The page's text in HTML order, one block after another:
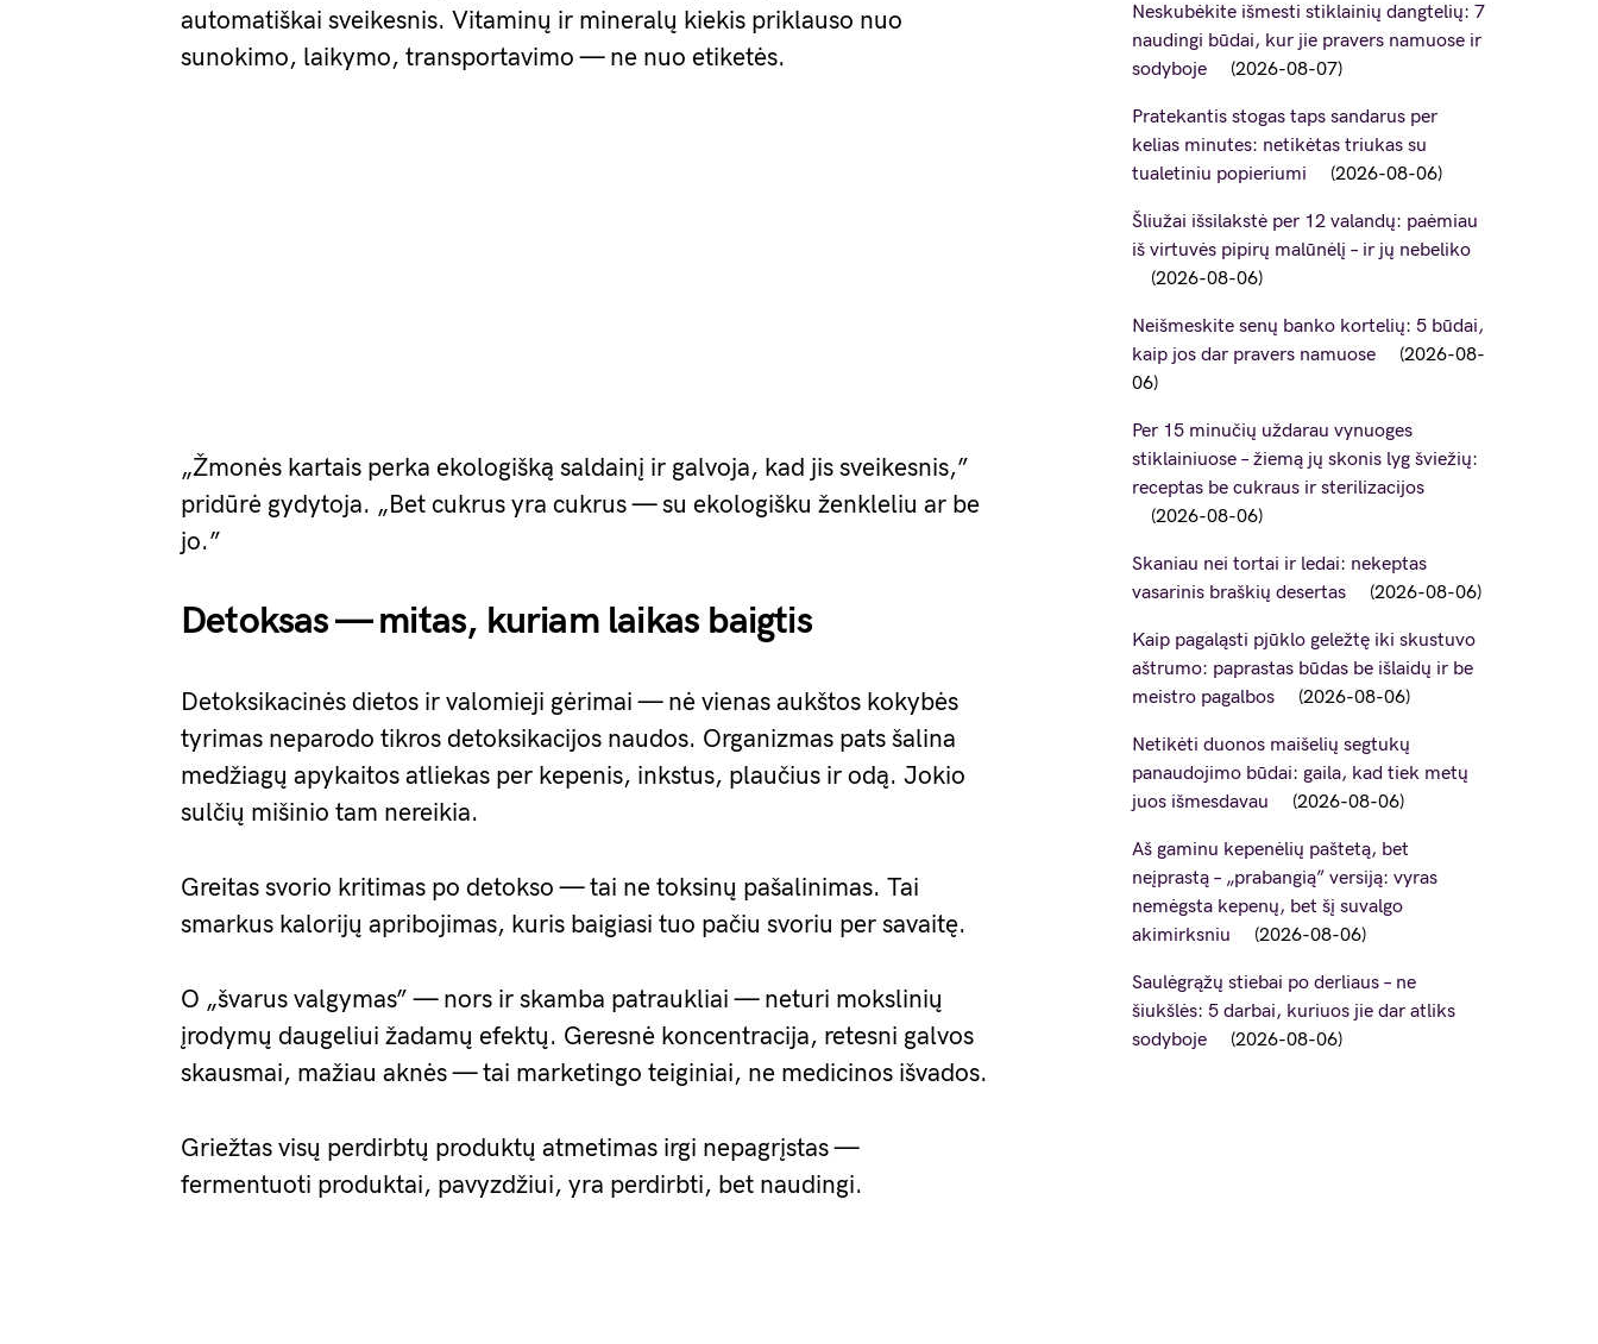
automatiškai sveikesnis. Vitaminų ir mineralų kiekis priklauso nuo
sunokimo, laikymo, transportavimo — ne nuo etiketės.
„Žmonės kartais perka ekologišką saldainį ir galvoja, kad jis sveikesnis,”
pridūrė gydytoja. „Bet cukrus yra cukrus — su ekologišku ženkleliu ar be
jo.”
Detoksas — mitas, kuriam laikas baigtis
Detoksikacinės dietos ir valomieji gėrimai — nė vienas aukštos kokybės
tyrimas neparodo tikros detoksikacijos naudos. Organizmas pats šalina
medžiagų apykaitos atliekas per kepenis, inkstus, plaučius ir odą. Jokio
sulčių mišinio tam nereikia.
Greitas svorio kritimas po detokso — tai ne toksinų pašalinimas. Tai
smarkus kalorijų apribojimas, kuris baigiasi tuo pačiu svoriu per savaitę.
O „švarus valgymas” — nors ir skamba patraukliai — neturi mokslinių
įrodymų daugeliui žadamų efektų. Geresnė koncentracija, retesni galvos
skausmai, mažiau aknės — tai marketingo teiginiai, ne medicinos išvados.
Griežtas visų perdirbtų produktų atmetimas irgi nepagrįstas —
fermentuoti produktai, pavyzdžiui, yra perdirbti, bet naudingi.
Neskubėkite išmesti stiklainių dangtelių: 7
naudingi būdai, kur jie pravers namuose ir
sodyboje
2026-08-07
Pratekantis stogas taps sandarus per
kelias minutes: netikėtas triukas su
tualetiniu popieriumi
2026-08-06
Šliužai išsilakstė per 12 valandų: paėmiau
iš virtuvės pipirų malūnėlį – ir jų nebeliko
2026-08-06
Neišmeskite senų banko kortelių: 5 būdai,
kaip jos dar pravers namuose
2026-08-
06
Per 15 minučių uždarau vynuoges
stiklainiuose – žiemą jų skonis lyg šviežių:
receptas be cukraus ir sterilizacijos
2026-08-06
Skaniau nei tortai ir ledai: nekeptas
vasarinis braškių desertas
2026-08-06
Kaip pagaląsti pjūklo geležtę iki skustuvo
aštrumo: paprastas būdas be išlaidų ir be
meistro pagalbos
2026-08-06
Netikėti duonos maišelių segtukų
panaudojimo būdai: gaila, kad tiek metų
juos išmesdavau
2026-08-06
Aš gaminu kepenėlių paštetą, bet
neįprastą – „prabangią” versiją: vyras
nemėgsta kepenų, bet šį suvalgo
akimirksniu
2026-08-06
Saulėgrąžų stiebai po derliaus – ne
šiukšlės: 5 darbai, kuriuos jie dar atliks
sodyboje
2026-08-06